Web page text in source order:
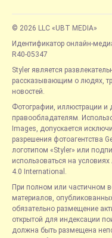
© 2026 LLC «UBT MEDIA»
Идентификатор онлайн-
R40-05347
Styler является
рассказывающим о людях,
новостей.
Фотографии, иллюстрации и
правообладателям.
Images, допускается
разрешения фотоагентства
логотипом «Styler» или
использоваться на
4.0 International.
При полном или частичном
материалов,
обязательно размещение
открытой для индексации
должна быть размещена